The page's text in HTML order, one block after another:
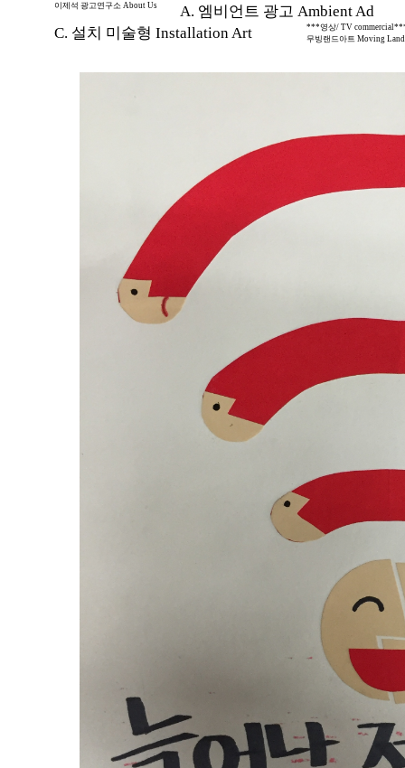
이제석 광고연구소 About Us
A. 엠비언트 광고 Ambient Ad
C. 설치 미술형 Installation Art
***영상/ TV
무빙랜드아트 Moving